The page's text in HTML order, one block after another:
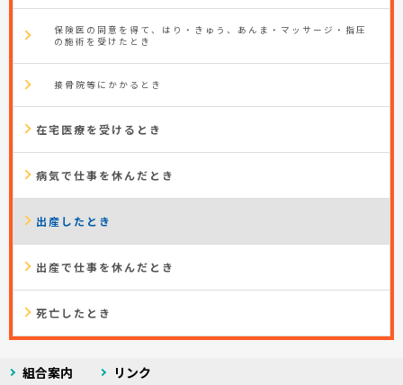
保険医の同意を得て、はり・きゅう、あんま・マッサージ・指圧
の施術を受けたとき
接骨院等にかかるとき
在宅医療を受けるとき
病気で仕事を休んだとき
出産したとき
出産で仕事を休んだとき
死亡したとき
組合案内 リンク